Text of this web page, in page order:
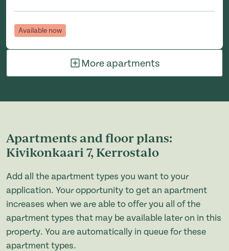
Available now
More apartments
Apartments and floor plans:
Kivikonkaari 7, Kerrostalo
Add all the apartment types you want to your
application. Your opportunity to get an apartment
increases when we are able to offer you all of the
apartment types that may be available later on in this
property. You are automatically in queue for these
apartment types.